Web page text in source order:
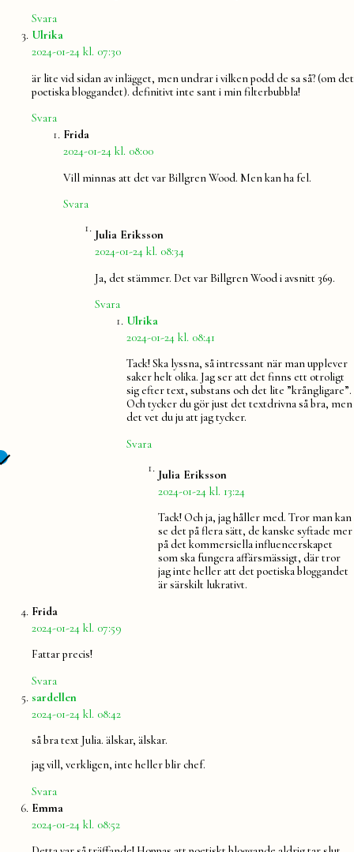
Svara
Ulrika
2024-01-24 kl. 07:30
är lite vid sidan av inlägget, men undrar i vilken podd de sa så? (om det
poetiska bloggandet). definitivt inte sant i min filterbubbla!
Svara
Frida
2024-01-24 kl. 08:00
Vill minnas att det var Billgren Wood. Men kan ha fel.
Svara
Julia Eriksson
2024-01-24 kl. 08:34
Ja, det stämmer. Det var Billgren Wood i avsnitt 369.
Svara
Ulrika
2024-01-24 kl. 08:41
Tack! Ska lyssna, så intressant när man upplever
saker helt olika. Jag ser att det finns ett otroligt
sig efter text, substans och det lite ”krångligare”.
Och tycker du gör just det textdrivna så bra, men
det vet du ju att jag tycker.
Svara
Julia Eriksson
2024-01-24 kl. 13:24
Tack! Och ja, jag håller med. Tror man kan
se det på flera sätt, de kanske syftade mer
på det kommersiella influencerskapet
som ska fungera affärsmässigt, där tror
jag inte heller att det poetiska bloggandet
är särskilt lukrativt.
Frida
2024-01-24 kl. 07:59
Fattar precis!
Svara
sardellen
2024-01-24 kl. 08:42
så bra text Julia. älskar, älskar.
jag vill, verkligen, inte heller blir chef.
Svara
Emma
2024-01-24 kl. 08:52